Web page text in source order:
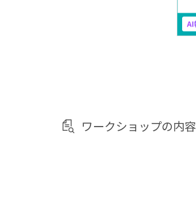
ワークショップの内容